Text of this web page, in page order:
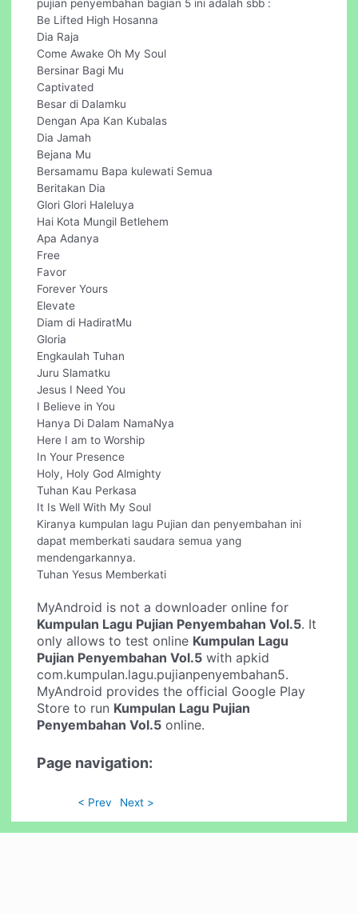
pujian penyembahan bagian 5 ini adalah sbb :
Be Lifted High Hosanna
Dia Raja
Come Awake Oh My Soul
Bersinar Bagi Mu
Captivated
Besar di Dalamku
Dengan Apa Kan Kubalas
Dia Jamah
Bejana Mu
Bersamamu Bapa kulewati Semua
Beritakan Dia
Glori Glori Haleluya
Hai Kota Mungil Betlehem
Apa Adanya
Free
Favor
Forever Yours
Elevate
Diam di HadiratMu
Gloria
Engkaulah Tuhan
Juru Slamatku
Jesus I Need You
I Believe in You
Hanya Di Dalam NamaNya
Here I am to Worship
In Your Presence
Holy, Holy God Almighty
Tuhan Kau Perkasa
It Is Well With My Soul
Kiranya kumpulan lagu Pujian dan penyembahan ini
dapat memberkati saudara semua yang
mendengarkannya.
Tuhan Yesus Memberkati
MyAndroid is not a downloader online for
Kumpulan Lagu Pujian Penyembahan Vol.5. It
only allows to test online Kumpulan Lagu
Pujian Penyembahan Vol.5 with apkid
com.kumpulan.lagu.pujianpenyembahan5.
MyAndroid provides the official Google Play
Store to run Kumpulan Lagu Pujian
Penyembahan Vol.5 online.
Page navigation:
< Prev Next >